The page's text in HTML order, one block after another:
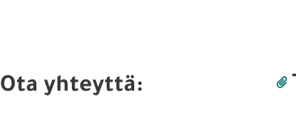
Ota yhteyttä: